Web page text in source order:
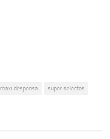
maxi despensa
super selectos